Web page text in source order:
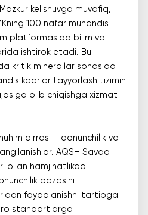
kelishuvga muvofiq,
100 nafar muhandis
platformasida bilim va
ishtirok etadi. Bu
kritik minerallar sohasida
kadrlar tayyorlash tizimini
olib chiqishga xizmat
qirrasi – qonunchilik va
AQSH Savdo
bilan hamjihatlikda
bazasini
foydalanishni tartibga
standartlarga